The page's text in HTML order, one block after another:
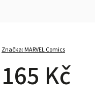
Značka:MARVEL Comics
165 Kč